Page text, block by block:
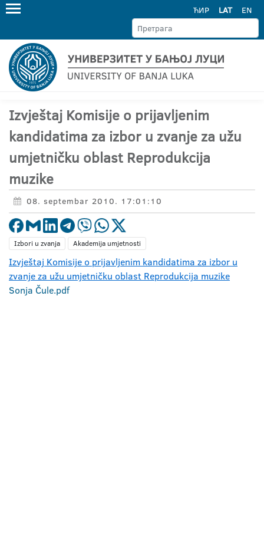
ЋИР LAT EN
Izvještaj Komisije o prijavljenim
kandidatima za izbor u zvanje za užu
umjetničku oblast Reprodukcija
muzike
08. septembar 2010. 17:01:10
Izbori u zvanja Akademija umjetnosti
Izvještaj Komisije o prijavljenim kandidatima za izbor u
zvanje za užu umjetničku oblast Reprodukcija muzike
Sonja Čule.pdf